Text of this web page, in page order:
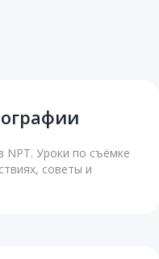
NPT. Уроки по съёмке
советы и